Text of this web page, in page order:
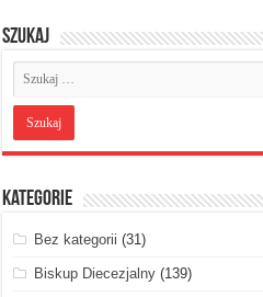
Szukaj
Kategorie
Bez kategorii (31)
Biskup Diecezjalny (139)